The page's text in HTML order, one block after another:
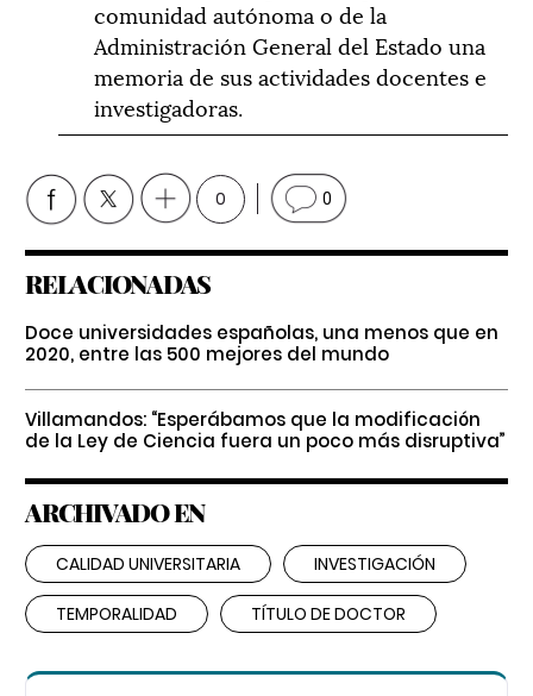
comunidad autónoma o de la
Administración General del Estado una
memoria de sus actividades docentes e
investigadoras.
0 0
RELACIONADAS
Doce universidades españolas, una menos que en
2020, entre las 500 mejores del mundo
Villamandos: “Esperábamos que la modificación
de la Ley de Ciencia fuera un poco más disruptiva”
ARCHIVADO EN
CALIDAD UNIVERSITARIA INVESTIGACIÓN
TEMPORALIDAD TÍTULO DE DOCTOR